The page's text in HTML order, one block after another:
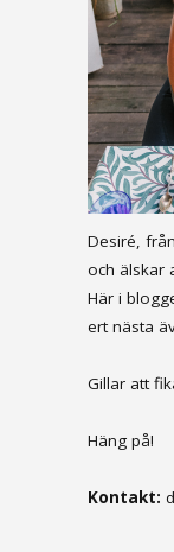
Desiré,
och älskar
Här i
ert nästa
Gillar att
Häng på!
Kontakt: